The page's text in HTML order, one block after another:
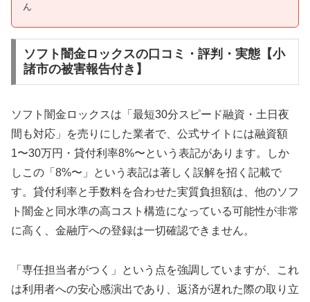
ん
ソフト闇金ロックスの口コミ・評判・実態【小
諸市の被害報告付き】
ソフト闇金ロックスは「最短30分スピード融資・土日夜
間も対応」を売りにした業者で、公式サイトには融資額
1〜30万円・貸付利率8%〜という表記があります。しか
しこの「8%〜」という表記は著しく誤解を招く記載で
す。貸付利率と手数料を合わせた実質負担額は、他のソフ
ト闇金と同水準の高コスト構造になっている可能性が非常
に高く、金融庁への登録は一切確認できません。
「専任担当者がつく」という点を強調していますが、これ
は利用者への安心感演出であり、返済が遅れた際の取り立